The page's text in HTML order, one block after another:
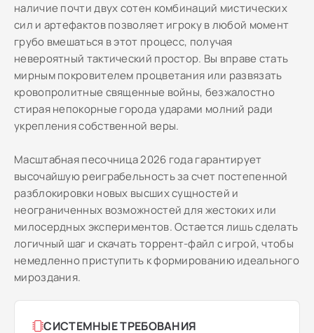
наличие почти двух сотен комбинаций мистических
сил и артефактов позволяет игроку в любой момент
грубо вмешаться в этот процесс, получая
невероятный тактический простор. Вы вправе стать
мирным покровителем процветания или развязать
кровопролитные священные войны, безжалостно
стирая непокорные города ударами молний ради
укрепления собственной веры.
Масштабная песочница 2026 года гарантирует
высочайшую реиграбельность за счет постепенной
разблокировки новых высших сущностей и
неограниченных возможностей для жестоких или
милосердных экспериментов. Остается лишь сделать
логичный шаг и скачать торрент-файл с игрой, чтобы
немедленно приступить к формированию идеального
мироздания.
СИСТЕМНЫЕ ТРЕБОВАНИЯ